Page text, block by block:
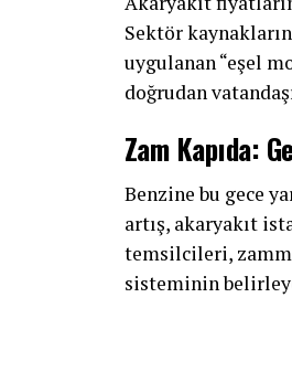
Sektör
uygulanan “eşel
doğrudan
Zam Kapıda:
Benzine bu gece
artış, akaryakıt
temsilcileri,
sisteminin